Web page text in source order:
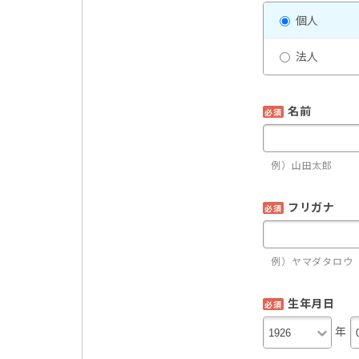
個人
法人
必須 名前
例）山田太郎
必須 フリガナ
例）ヤマダタロウ
必須 生年月日
年